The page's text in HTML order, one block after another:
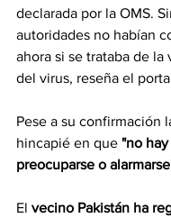
declarada por la OMS.
autoridades no habían
ahora si se trataba de la
del virus, reseña el
Pese a su confirmación
hincapié en que "no
preocuparse o
El vecino Pakistán ha